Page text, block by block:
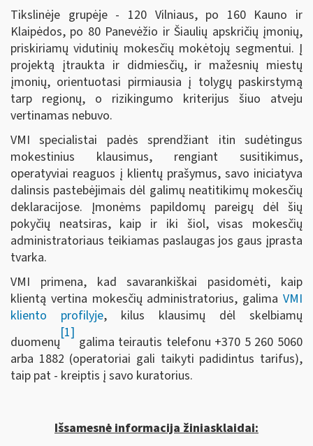
Tikslinėje grupėje - 120 Vilniaus, po 160 Kauno ir
Klaipėdos, po 80 Panevėžio ir Šiaulių apskričių įmonių,
priskiriamų vidutinių mokesčių mokėtojų segmentui. Į
projektą įtraukta ir didmiesčių, ir mažesnių miestų
įmonių, orientuotasi pirmiausia į tolygų paskirstymą
tarp regionų, o rizikingumo kriterijus šiuo atveju
vertinamas nebuvo.
VMI specialistai padės sprendžiant itin sudėtingus
mokestinius klausimus, rengiant susitikimus,
operatyviai reaguos į klientų prašymus, savo iniciatyva
dalinsis pastebėjimais dėl galimų neatitikimų mokesčių
deklaracijose. Įmonėms papildomų pareigų dėl šių
pokyčių neatsiras, kaip ir iki šiol, visas mokesčių
administratoriaus teikiamas paslaugas jos gaus įprasta
tvarka.
VMI primena, kad savarankiškai pasidomėti, kaip
klientą vertina mokesčių administratorius, galima VMI
kliento profilyje, kilus klausimų dėl skelbiamų
duomenų
[1]
galima teirautis telefonu +370 5 260 5060
arba 1882 (operatoriai gali taikyti padidintus tarifus),
taip pat - kreiptis į savo kuratorius.
Išsamesnė informacija žiniasklaidai: